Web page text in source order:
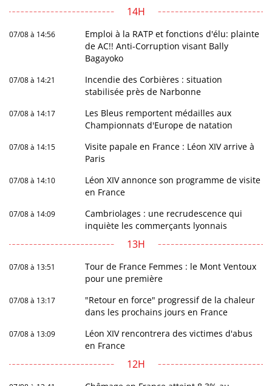
14H
07/08 à 14:56
Emploi à la RATP et fonctions d'élu: plainte
de AC!! Anti-Corruption visant Bally
Bagayoko
07/08 à 14:21
Incendie des Corbières : situation
stabilisée près de Narbonne
07/08 à 14:17
Les Bleus remportent médailles aux
Championnats d'Europe de natation
07/08 à 14:15
Visite papale en France : Léon XIV arrive à
Paris
07/08 à 14:10
Léon XIV annonce son programme de visite
en France
07/08 à 14:09
Cambriolages : une recrudescence qui
inquiète les commerçants lyonnais
13H
07/08 à 13:51
Tour de France Femmes : le Mont Ventoux
pour une première
07/08 à 13:17
"Retour en force" progressif de la chaleur
dans les prochains jours en France
07/08 à 13:09
Léon XIV rencontrera des victimes d'abus
en France
12H